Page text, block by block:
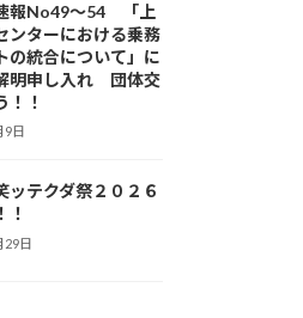
報No49～54 「上
ンターにおける乗務
の統合について」に
明申し入れ 団体交
！！
9日
ッテクダ祭２０２６
！
29日